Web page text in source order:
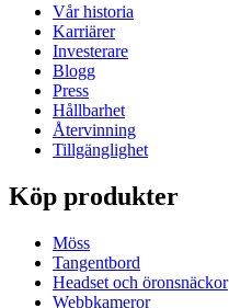
Vår historia
Karriärer
Investerare
Blogg
Press
Hållbarhet
Återvinning
Tillgänglighet
Köp produkter
Möss
Tangentbord
Headset och öronsnäckor
Webbkameror